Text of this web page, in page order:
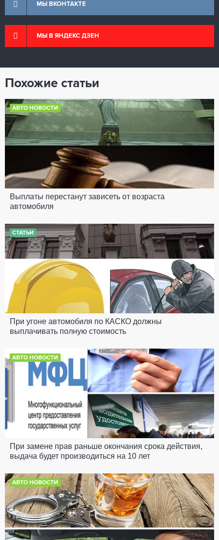
МЫ ВКОНТАКТЕ
МЫ В ЯНДЕКС ДЗЕН
Похожие статьи
АВТО НОВОСТИ
Выплаты перестанут зависеть от возраста
автомобиля
СТАТЬИ
При угоне автомобиля по КАСКО должны
выплачивать полную стоимость
АВТО НОВОСТИ
При замене прав раньше окончания срока действия,
выдача будет производиться на 10 лет
АВТО НОВОСТИ